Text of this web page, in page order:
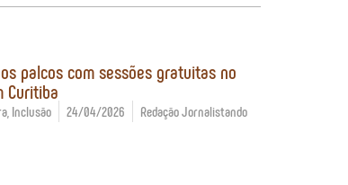
palcos com sessões gratuitas no
Curitiba
, Inclusão 24/04/2026 Redação Jornalistando